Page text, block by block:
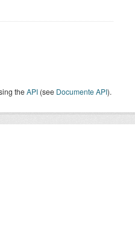
theAPI (see Documente API).